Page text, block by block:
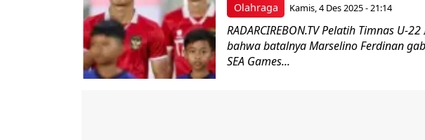
Olahraga Kamis, 4 Des 2025 - 21:14
RADARCIREBON.TV Pelatih Timnas U-
bahwa batalnya Marselino Ferdinan
SEA Games...